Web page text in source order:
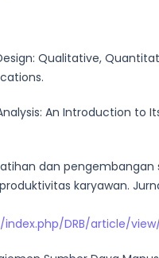
Qualitative,
An Introduction to
dan
karyawan.
DRB/article/